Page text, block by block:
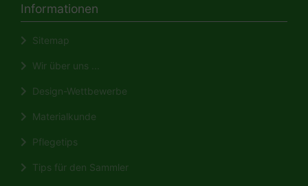
Informationen
Sitemap
Wir über uns ...
Design-Wettbewerbe
Materialkunde
Pflegetips
Tips für den Sammler